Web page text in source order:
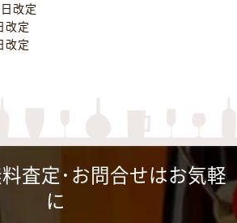
改定
改定
改定
査定･お問合せはお気軽
に